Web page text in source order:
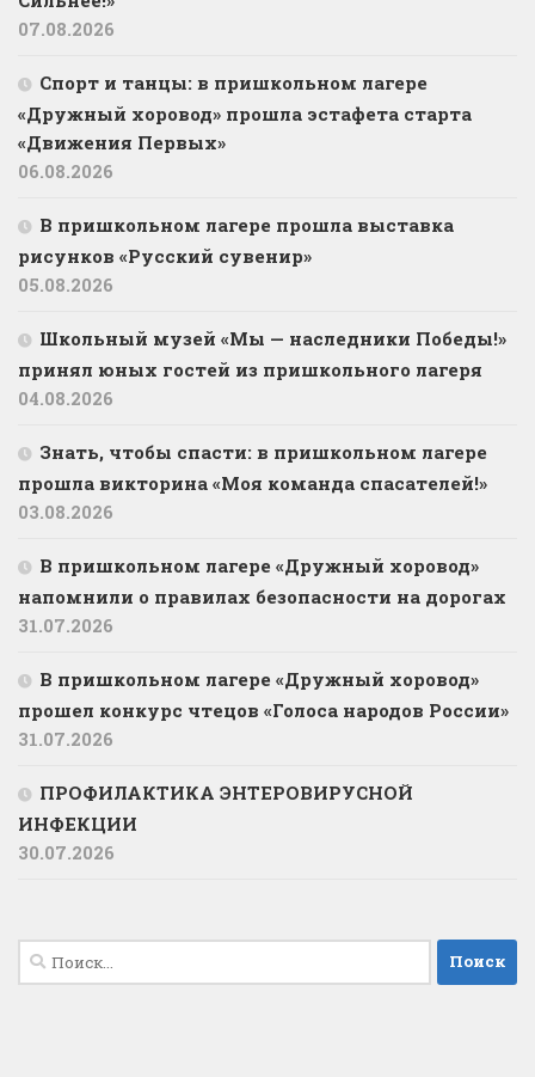
07.08.2026
Спорт и танцы: в пришкольном лагере
«Дружный хоровод» прошла эстафета старта
«Движения Первых»
06.08.2026
В пришкольном лагере прошла выставка
рисунков «Русский сувенир»
05.08.2026
Школьный музей «Мы — наследники Победы!»
принял юных гостей из пришкольного лагеря
04.08.2026
Знать, чтобы спасти: в пришкольном лагере
прошла викторина «Моя команда спасателей!»
03.08.2026
В пришкольном лагере «Дружный хоровод»
напомнили о правилах безопасности на дорогах
31.07.2026
В пришкольном лагере «Дружный хоровод»
прошел конкурс чтецов «Голоса народов России»
31.07.2026
ПРОФИЛАКТИКА ЭНТЕРОВИРУСНОЙ
ИНФЕКЦИИ
30.07.2026
Найти: